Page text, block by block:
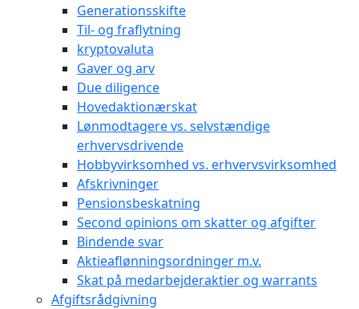
Generationsskifte
Til- og fraflytning
kryptovaluta
Gaver og arv
Due diligence
Hovedaktionærskat
Lønmodtagere vs. selvstændige
erhvervsdrivende
Hobbyvirksomhed vs. erhvervsvirksomhed
Afskrivninger
Pensionsbeskatning
Second opinions om skatter og afgifter
Bindende svar
Aktieaflønningsordninger m.v.
Skat på medarbejderaktier og warrants
Afgiftsrådgivning